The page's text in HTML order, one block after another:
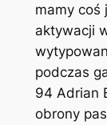
mamy coś
aktywacji
podczas
94 Adrian
obrony